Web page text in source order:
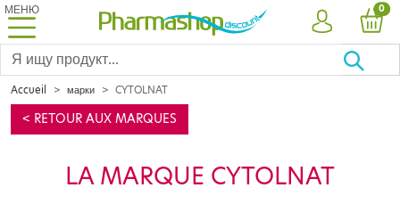
МЕНЮ
УЧЕТНАЯ
0
Accueil марки CYTOLNAT
< RETOUR AUX MARQUES
LA MARQUE CYTOLNAT